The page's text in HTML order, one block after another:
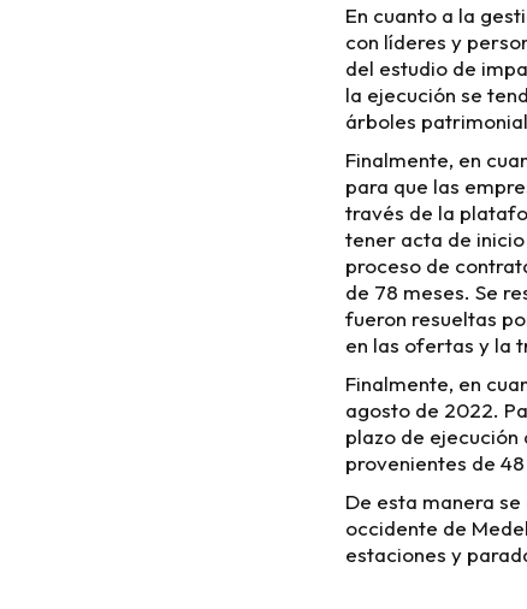
En cuanto a la
con líderes y
del estudio de
la ejecución se
árboles
Finalmente, en
para que las
través de la
tener acta de
proceso de
de 78 meses. Se
fueron resueltas
en las ofertas y la
Finalmente, en
agosto de 2022.
plazo de ejecución
provenientes de
De esta manera
occidente de
estaciones y